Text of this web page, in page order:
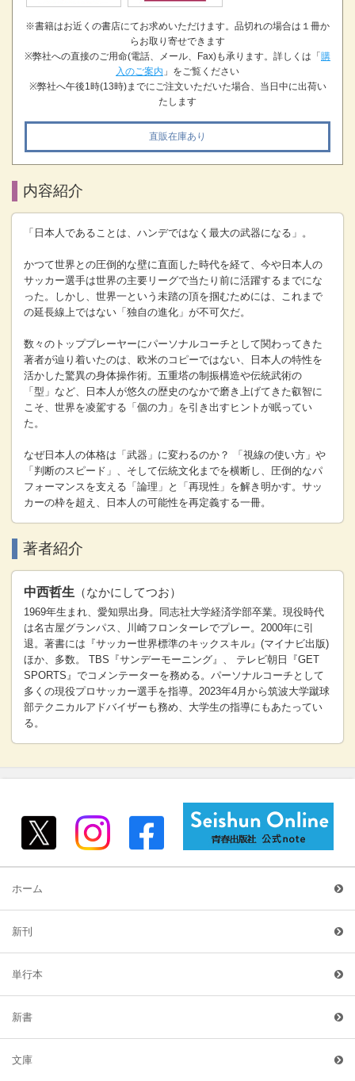
※書籍はお近くの書店にてお求めいただけます。品切れの場合は１冊か
らお取り寄せできます
※弊社への直接のご用命(電話、メール、Fax)も承ります。詳しくは「 購
入のご案内 」をご覧ください
※弊社へ午後1時(13時)までにご注文いただいた場合、当日中に出荷い
たします
直販在庫あり
内容紹介
「日本人であることは、ハンデではなく最大の武器になる」。
かつて世界との圧倒的な壁に直面した時代を経て、今や日本人の
サッカー選手は世界の主要リーグで当たり前に活躍するまでにな
った。しかし、世界一という未踏の頂を掴むためには、これまで
の延長線上ではない「独自の進化」が不可欠だ。
数々のトッププレーヤーにパーソナルコーチとして関わってきた
著者が辿り着いたのは、欧米のコピーではない、日本人の特性を
活かした驚異の身体操作術。五重塔の制振構造や伝統武術の
「型」など、日本人が悠久の歴史のなかで磨き上げてきた叡智に
こそ、世界を凌駕する「個の力」を引き出すヒントが眠ってい
た。
なぜ日本人の体格は「武器」に変わるのか？ 「視線の使い方」や
「判断のスピード」、そして伝統文化までを横断し、圧倒的なパ
フォーマンスを支える「論理」と「再現性」を解き明かす。サッ
カーの枠を超え、日本人の可能性を再定義する一冊。
著者紹介
中西哲生 （なかにしてつお）
1969年生まれ、愛知県出身。同志社大学経済学部卒業。現役時代
は名古屋グランパス、川崎フロンターレでプレー。2000年に引
退。著書には『サッカー世界標準のキックスキル』(マイナビ出版)
ほか、多数。 TBS『サンデーモーニング』、 テレビ朝日『GET
SPORTS』でコメンテーターを務める。パーソナルコーチとして
多くの現役プロサッカー選手を指導。2023年4月から筑波大学蹴球
部テクニカルアドバイザーも務め、大学生の指導にもあたってい
る。
ホーム
新刊
単行本
新書
文庫